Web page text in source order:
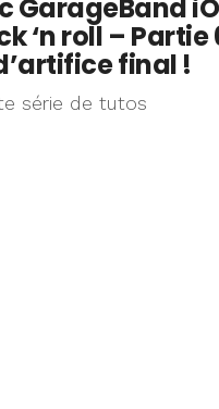
GarageBand
‘n roll – Partie
final !
série de tutos